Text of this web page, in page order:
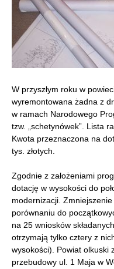
W przyszłym roku w
wyremontowana żadna z
w ramach Narodowego
tzw. „schetynówek”. Lista
Kwota przeznaczona na
tys. złotych.
Zgodnie z założeniami
dotację w wysokości do
modernizacji.
porównaniu do
na 25 wniosków
otrzymają tylko cztery z
wysokości). Powiat olkuski
przebudowy ul. 1 Maja w